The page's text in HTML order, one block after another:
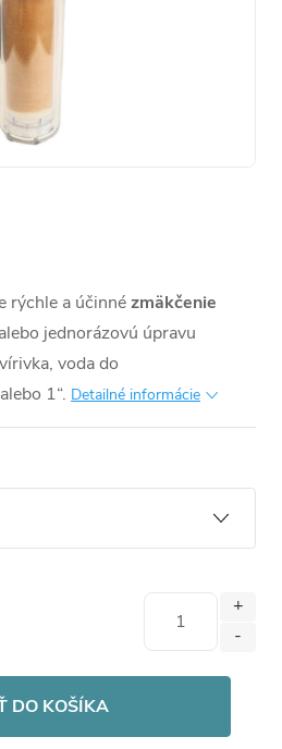
rýchle a účinnézmäkčenie
jednorázovú úpravu
voda do
1“. Detailné informácie
DO KOŠÍKA